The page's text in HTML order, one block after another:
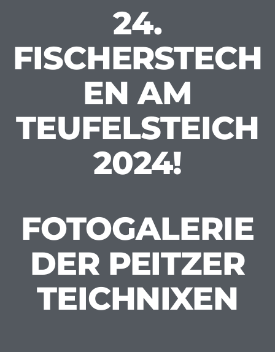
24.
FISCHERSTECH
EN AM
TEUFELSTEICH
2024!
FOTOGALERIE
DER PEITZER
TEICHNIXEN